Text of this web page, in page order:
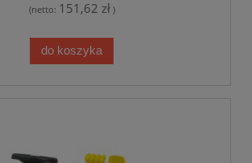
(netto: 151,62 zł)
do koszyka